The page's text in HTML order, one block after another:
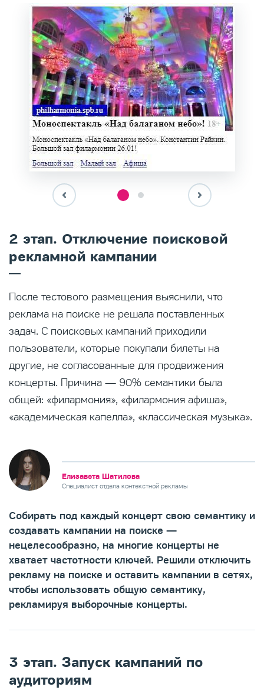
2 этап. Отключение поисковой
рекламной кампании
После тестового размещения выяснили, что
реклама на поиске не решала поставленных
задач. С поисковых кампаний приходили
пользователи, которые покупали билеты на
другие, не согласованные для продвижения
концерты. Причина — 90% семантики была
общей: «филармония», «филармония афиша»,
«академическая капелла», «классическая музыка».
Елизавета Шатилова
Специалист отдела контекстной рекламы
Собирать под каждый концерт свою семантику и
создавать кампании на поиске —
нецелесообразно, на многие концерты не
хватает частотности ключей. Решили отключить
рекламу на поиске и оставить кампании в сетях,
чтобы использовать общую семантику,
рекламируя выборочные концерты.
3 этап. Запуск кампаний по
аудиториям